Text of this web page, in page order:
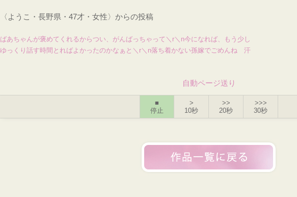
〈ようこ・長野県・47才・女性〉からの投稿
ばあちゃんが褒めてくれるからつい、がんばっちゃって＼r＼n今になれば、もう少し
ゆっくり話す時間とればよかったのかなぁと＼r＼n落ち着かない孫嫁でごめんね 汗
自動ページ送り
■
停止
>
10秒
>>
20秒
>>>
30秒